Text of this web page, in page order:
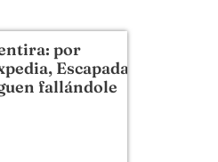
por
Escapada
fallándole